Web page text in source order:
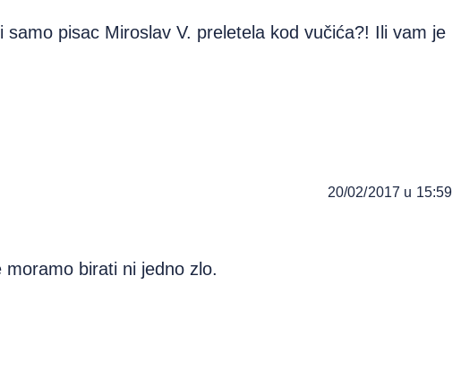
samo pisac Miroslav V. preletela kod vučića?! Ili vam je
20/02/2017 u 15:59
birati ni jedno zlo.